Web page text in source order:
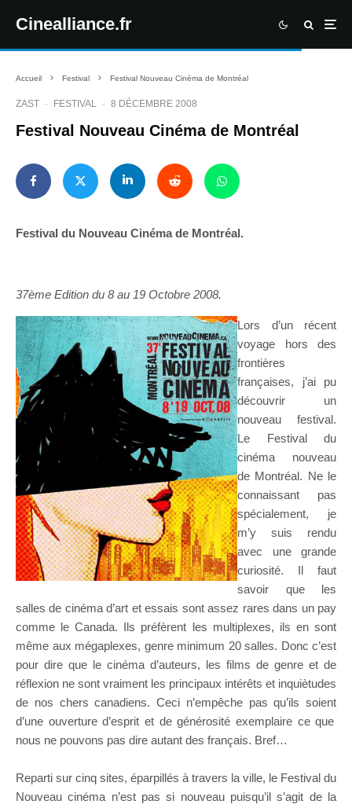
Cinealliance.fr
Accueil Festival Festival Nouveau Cinéma de Montréal
ZAST · FESTIVAL · 8 DÉCEMBRE 2008
Festival Nouveau Cinéma de Montréal
Festival du Nouveau Cinéma de Montréal.
37ème Edition du 8 au 19 Octobre 2008.
Lors d’un récent
voyage hors des
frontières
françaises, j’ai pu
découvrir un
nouveau festival.
Le Festival du
cinéma nouveau
de Montréal. Ne le
connaissant pas
spécialement, je
m’y suis rendu
avec une grande
curiosité. Il faut
savoir que les
salles de cinéma d’art et essais sont assez rares dans un pay
comme le Canada. Ils préfèrent les multiplexes, ils en sont
même aux mégaplexes, genre minimum 20 salles. Donc c’est
pour dire que le cinéma d’auteurs, les films de genre et de
réflexion ne sont vraiment les principaux intérêts et inquiètudes
de nos chers canadiens. Ceci n’empêche pas qu’ils soient
d’une ouverture d’esprit et de générosité exemplaire ce que
nous ne pouvons pas dire autant des français. Bref…
Reparti sur cinq sites, éparpillés à travers la ville, le Festival du
Nouveau cinéma n’est pas si nouveau puisqu’il s’agit de la